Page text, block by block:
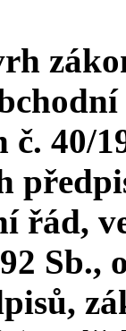
č. 40/
řád,
Sb.,